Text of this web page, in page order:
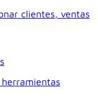
clientes, ventas
herramientas